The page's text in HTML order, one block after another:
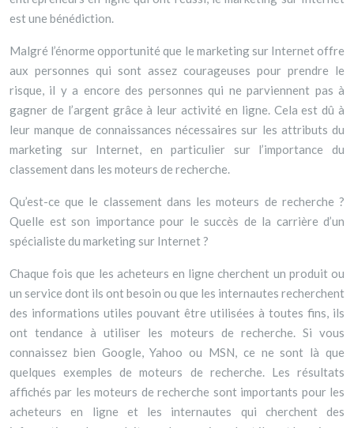
est une bénédiction.
Malgré l’énorme opportunité que le marketing sur Internet offre
aux personnes qui sont assez courageuses pour prendre le
risque, il y a encore des personnes qui ne parviennent pas à
gagner de l’argent grâce à leur activité en ligne. Cela est dû à
leur manque de connaissances nécessaires sur les attributs du
marketing sur Internet, en particulier sur l’importance du
classement dans les moteurs de recherche.
Qu’est-ce que le classement dans les moteurs de recherche ?
Quelle est son importance pour le succès de la carrière d’un
spécialiste du marketing sur Internet ?
Chaque fois que les acheteurs en ligne cherchent un produit ou
un service dont ils ont besoin ou que les internautes recherchent
des informations utiles pouvant être utilisées à toutes fins, ils
ont tendance à utiliser les moteurs de recherche. Si vous
connaissez bien Google, Yahoo ou MSN, ce ne sont là que
quelques exemples de moteurs de recherche. Les résultats
affichés par les moteurs de recherche sont importants pour les
acheteurs en ligne et les internautes qui cherchent des